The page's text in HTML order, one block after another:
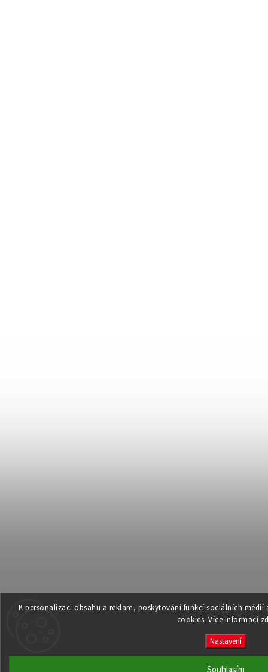
K personalizaci obsahu a reklam, poskytování funkcí sociálních
cookies. Více informací
Nastavení